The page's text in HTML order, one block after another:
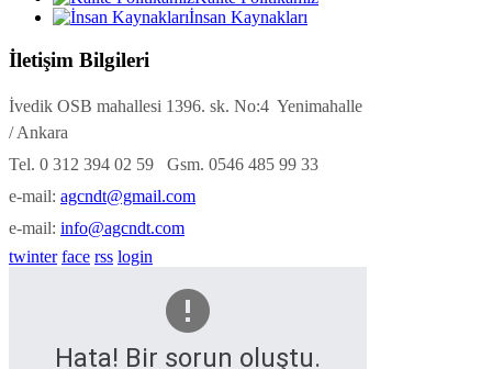
İnsan Kaynakları
İletişim Bilgileri
İvedik OSB mahallesi 1396. sk. No:4 Yenimahalle
/ Ankara
Tel. 0 312 394 02 59 Gsm. 0546 485 99 33
e-mail: agcndt@gmail.com
e-mail: info@agcndt.com
twinter face rss login
Hata! Bir sorun oluştu.